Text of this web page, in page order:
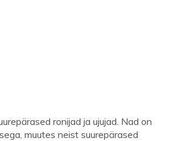
ronijad ja ujujad. Nad on
muutes neist suurepärased